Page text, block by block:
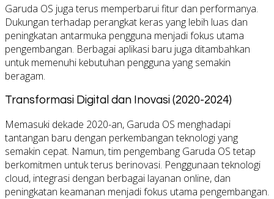
Garuda OS juga terus memperbarui fitur dan performanya.
Dukungan terhadap perangkat keras yang lebih luas dan
peningkatan antarmuka pengguna menjadi fokus utama
pengembangan. Berbagai aplikasi baru juga ditambahkan
untuk memenuhi kebutuhan pengguna yang semakin
beragam.
Transformasi Digital dan Inovasi (2020-2024)
Memasuki dekade 2020-an, Garuda OS menghadapi
tantangan baru dengan perkembangan teknologi yang
semakin cepat. Namun, tim pengembang Garuda OS tetap
berkomitmen untuk terus berinovasi. Penggunaan teknologi
cloud, integrasi dengan berbagai layanan online, dan
peningkatan keamanan menjadi fokus utama pengembangan.